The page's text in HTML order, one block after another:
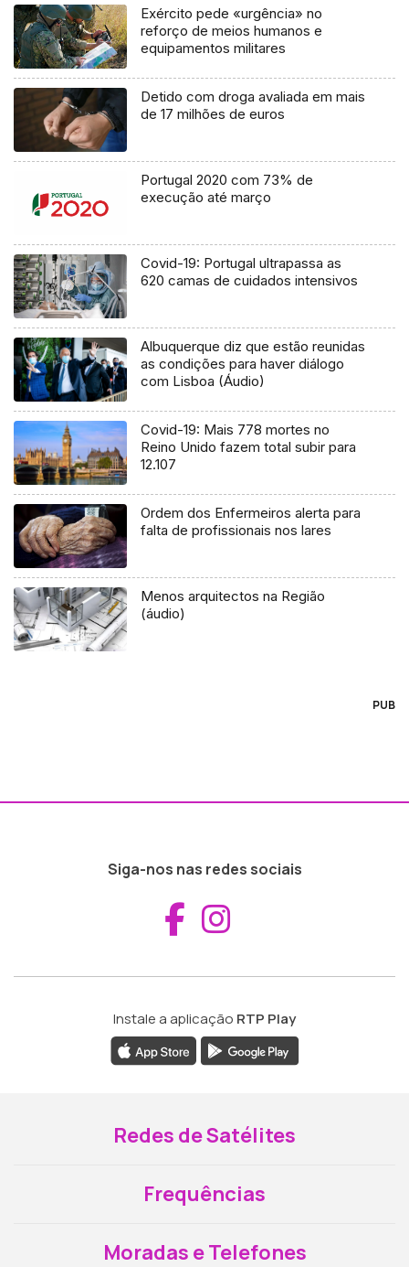
Exército pede «urgência» no
reforço de meios humanos e
equipamentos militares
Detido com droga avaliada em mais
de 17 milhões de euros
Portugal 2020 com 73% de
execução até março
Covid-19: Portugal ultrapassa as
620 camas de cuidados intensivos
Albuquerque diz que estão reunidas
as condições para haver diálogo
com Lisboa (Áudio)
Covid-19: Mais 778 mortes no
Reino Unido fazem total subir para
12.107
Ordem dos Enfermeiros alerta para
falta de profissionais nos lares
Menos arquitectos na Região
(áudio)
PUB
Siga-nos nas redes sociais
Aceder ao
Instale a aplicação RTP Play
Redes de Satélites
Frequências
Moradas e Telefones